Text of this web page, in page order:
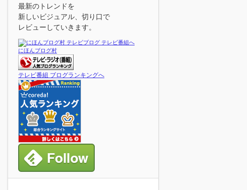
最新のトレンドを
新しいビジュアル、切り口で
レビューしていきます。
にほんブログ村
テレビ番組 ブログランキングへ